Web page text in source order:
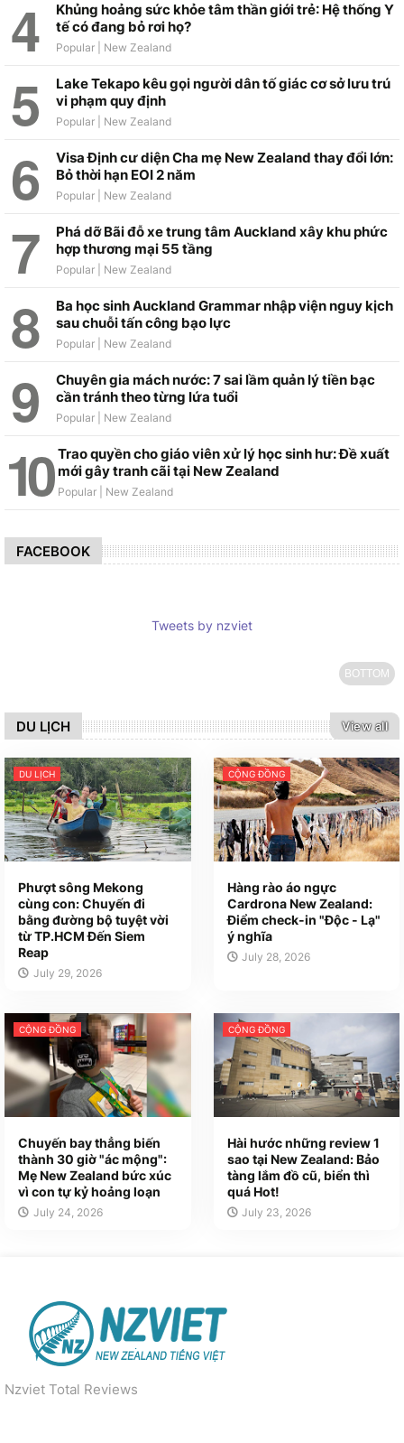
Khủng hoảng sức khỏe tâm thần giới trẻ: Hệ thống Y
tế có đang bỏ rơi họ?
Lake Tekapo kêu gọi người dân tố giác cơ sở lưu trú
vi phạm quy định
Visa Định cư diện Cha mẹ New Zealand thay đổi lớn:
Bỏ thời hạn EOI 2 năm
Phá dỡ Bãi đỗ xe trung tâm Auckland xây khu phức
hợp thương mại 55 tầng
Ba học sinh Auckland Grammar nhập viện nguy kịch
sau chuỗi tấn công bạo lực
Chuyên gia mách nước: 7 sai lầm quản lý tiền bạc
cần tránh theo từng lứa tuổi
Trao quyền cho giáo viên xử lý học sinh hư: Đề xuất
mới gây tranh cãi tại New Zealand
FACEBOOK
Tweets by nzviet
BOTTOM
DU LỊCH View all
DU LỊCH
Phượt sông Mekong
cùng con: Chuyến đi
bằng đường bộ tuyệt vời
từ TP.HCM Đến Siem
Reap
July 29, 2026
CỘNG ĐỒNG
Hàng rào áo ngực
Cardrona New Zealand:
Điểm check-in "Độc - Lạ"
ý nghĩa
July 28, 2026
CỘNG ĐỒNG
Chuyến bay thẳng biến
thành 30 giờ "ác mộng":
Mẹ New Zealand bức xúc
vì con tự kỷ hoảng loạn
July 24, 2026
CỘNG ĐỒNG
Hài hước những review 1
sao tại New Zealand: Bảo
tàng lắm đồ cũ, biển thì
quá Hot!
July 23, 2026
Nzviet Total Reviews